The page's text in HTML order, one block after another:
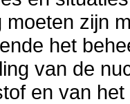
zijn
het
van de
en van